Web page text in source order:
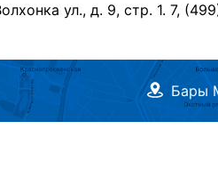
ул., д. 9, стр. 1. 7,
Бары